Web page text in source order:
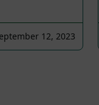
12, 2023